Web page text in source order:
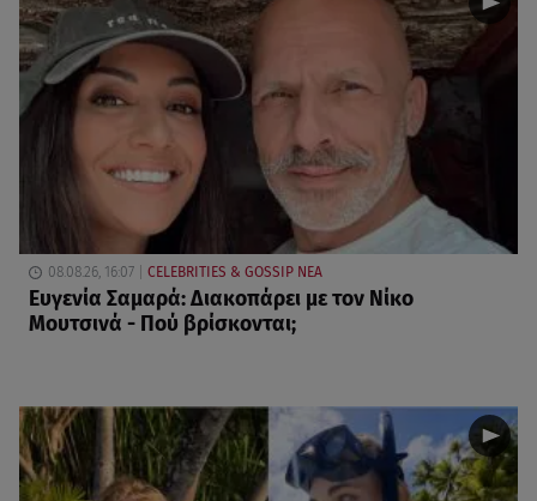
08.08.26, 16:07 CELEBRITIES & GOSSIP ΝΕΑ
Ευγενία Σαμαρά: Διακοπάρει με τον Νίκο
Μουτσινά - Πού βρίσκονται;